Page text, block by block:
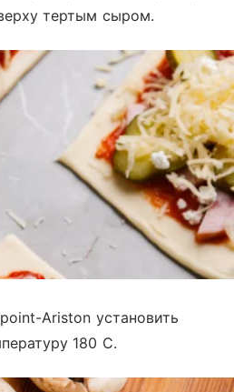
тертым сыром.
Ariston установить
180 С.